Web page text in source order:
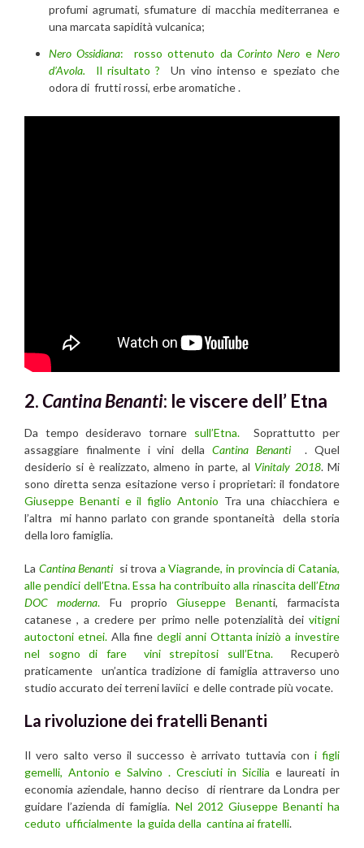
profumi agrumati, sfumature di macchia mediterranea e
una marcata sapidità vulcanica;
Nero Ossidiana: rosso ottenuto daCorinto Nero eNero
d’Avola. Il risultato ?
Un vino intenso e speziato che
odora di frutti rossi, erbe aromatiche .
2.Cantina Benanti: le viscere dell’ Etna
Da tempo desideravo tornare sull’Etna.Soprattutto per
assaggiare finalmente i vini della Cantina Benanti. Quel
desiderio si è realizzato, almeno in parte, al Vinitaly 2018. Mi
sono diretta senza esitazione verso i proprietari: il fondatore
Giuseppe Benantie il figlio Antonio Tra una chiacchiera e
l’altra mi hanno parlato con grande spontaneità della storia
della loro famiglia.
La Cantina Benanti si trova a Viagrande, in provincia di Catania,
alle pendici dell’Etna. Essa ha contribuito alla rinascita dell’Etna
DOC moderna. Fu proprioGiuseppe Benanti, farmacista
catanese , a credere per primo nelle potenzialità dei vitigni
autoctoni etnei.Alla finedegli anni Ottanta iniziò a investire
nel sogno di fare vini strepitosi sull’Etna.
Recuperò
praticamente un’antica tradizione di famiglia attraverso uno
studio accurato dei terreni laviici e delle contrade più vocate.
La rivoluzione dei fratelli Benanti
Il vero salto verso il successo è arrivato tuttavia con i figli
gemelli, AntonioeSalvino . Cresciuti in Sicilia e laureati in
economia aziendale, hanno deciso di rientrare da Londra per
guidare l’azienda di famiglia. Nel 2012 Giuseppe Benanti ha
ceduto ufficialmente la guida della cantina ai fratelli.